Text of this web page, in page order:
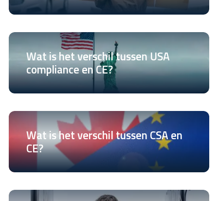
Wat is het verschil tussen USA
compliance en CE?
Wat is het verschil tussen CSA en
CE?